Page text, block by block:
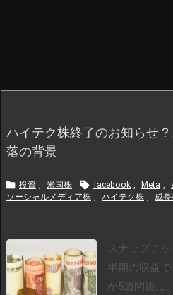
ハイテク株終了のお知らせ
落の背景
 投資 , 米国株  facebook , Meta ,
ソーシャルメディア株 , ハイテク株 , 成
スナップチ
半期の収益
か5週間後に